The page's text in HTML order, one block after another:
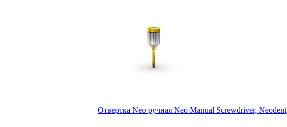
Отвертка Neo ручная Neo Manual Screwdriver, Neodent